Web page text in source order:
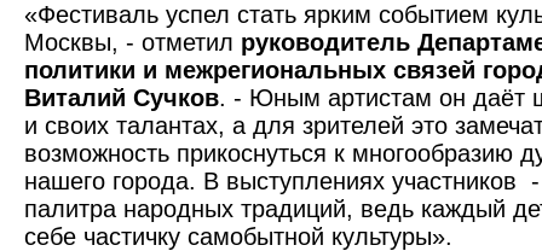
«Фестиваль успел стать ярким событием
Москвы, - отметил руководитель
политики и межрегиональных связей
Виталий Сучков. - Юным артистам он даёт
и своих талантах, а для зрителей это
возможность прикоснуться к многообразию
нашего города. В выступлениях участников
палитра народных традиций, ведь каждый
себе частичку самобытной культуры».